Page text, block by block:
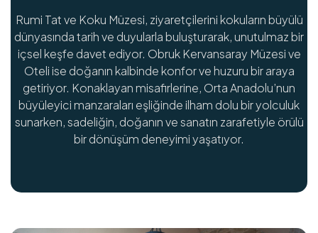
Rumi Tat ve Koku Müzesi, ziyaretçilerini kokuların büyülü
dünyasında tarih ve duyularla buluşturarak, unutulmaz bir
içsel keşfe davet ediyor. Obruk Kervansaray Müzesi ve
Oteli ise doğanın kalbinde konfor ve huzuru bir araya
getiriyor. Konaklayan misafirlerine, Orta Anadolu’nun
büyüleyici manzaraları eşliğinde ilham dolu bir yolculuk
sunarken, sadeliğin, doğanın ve sanatın zarafetiyle örülü
bir dönüşüm deneyimi yaşatıyor.